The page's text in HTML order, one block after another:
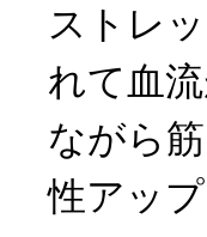
ストレ
れて血
ながら
性アッ